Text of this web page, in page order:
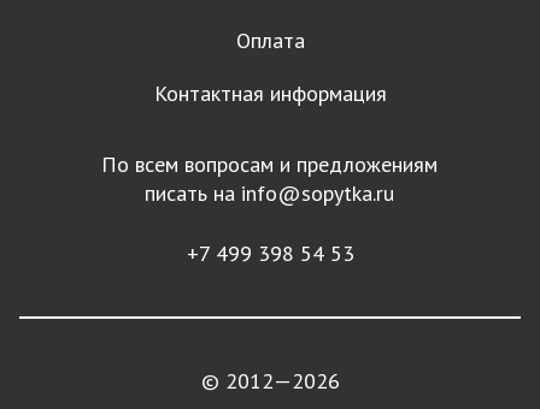
Оплата
Контактная информация
По всем вопросам и предложениям
писать на info@sopytka.ru
+7 499 398 54 53
© 2012—2026